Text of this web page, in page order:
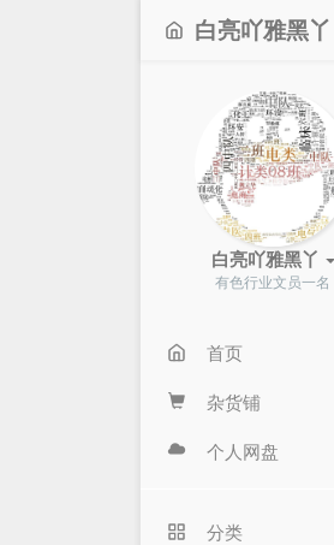
白亮吖雅黑丫
白亮吖雅黑丫
有色行业文员一名
首页
杂货铺
个人网盘
分类